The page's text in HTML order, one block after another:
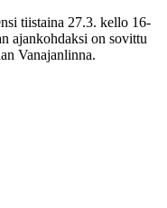
tiistaina 27.3. kello 16-
ajankohdaksi on sovittu
Vanajanlinna.